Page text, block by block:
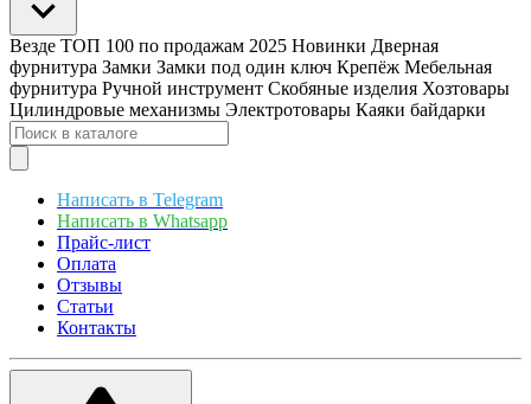
Везде ТОП 100 по продажам 2025 Новинки Дверная
фурнитура Замки Замки под один ключ Крепёж Мебельная
фурнитура Ручной инструмент Скобяные изделия Хозтовары
Цилиндровые механизмы Электротовары Каяки байдарки
Написать в Telegram
Написать в Whatsapp
Прайс-лист
Оплата
Отзывы
Статьи
Контакты